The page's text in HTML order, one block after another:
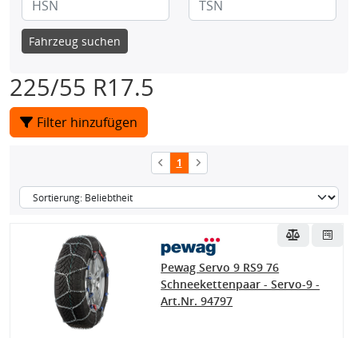
Fahrzeug suchen
225/55 R17.5
Filter hinzufügen
1
Pewag Servo 9 RS9 76
Schneekettenpaar - Servo-9 -
Art.Nr. 94797